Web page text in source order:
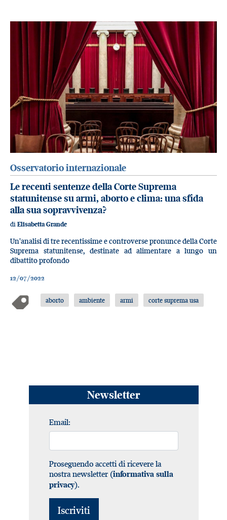
Osservatorio internazionale
Le recenti sentenze della Corte Suprema
statunitense su armi, aborto e clima: una sfida
alla sua sopravvivenza?
di Elisabetta Grande
Un'analisi di tre recentissime e controverse pronunce della Corte
Suprema statunitense, destinate ad alimentare a lungo un
dibattito profondo
12/07/2022
aborto ambiente armi corte suprema usa
Newsletter
Email:
Proseguendo accetti di ricevere la
nostra newsletter (informativa sulla
privacy).